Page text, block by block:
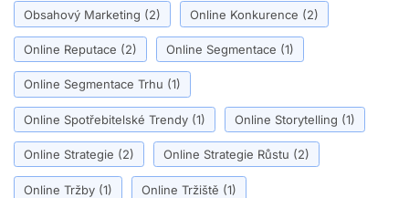
Obsahový Marketing (2) Online Konkurence (2)
Online Reputace (2) Online Segmentace (1)
Online Segmentace Trhu (1)
Online Spotřebitelské Trendy (1) Online Storytelling (1)
Online Strategie (2) Online Strategie Růstu (2)
Online Tržby (1) Online Tržiště (1)